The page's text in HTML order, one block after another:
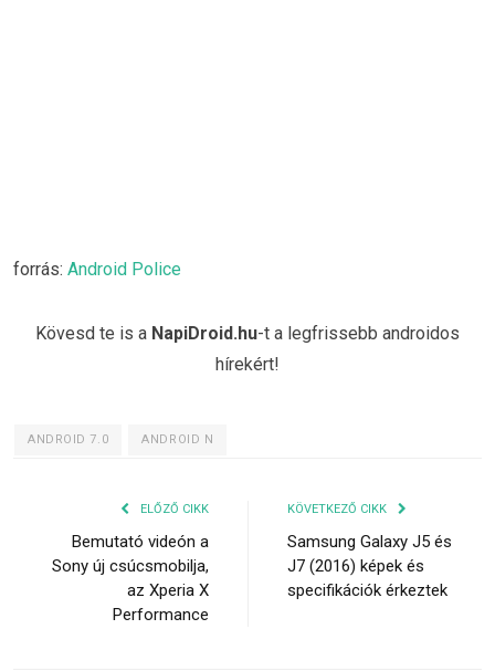
forrás: Android Police
Kövesd te is a NapiDroid.hu-t a legfrissebb androidos
hírekért!
ANDROID 7.0 ANDROID N
ELŐZŐ CIKK
Bemutató videón a
Sony új csúcsmobilja,
az Xperia X
Performance
KÖVETKEZŐ CIKK
Samsung Galaxy J5 és
J7 (2016) képek és
specifikációk érkeztek